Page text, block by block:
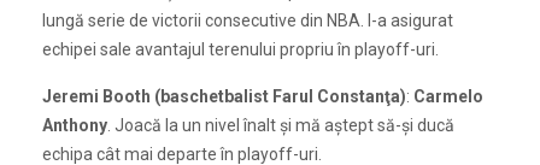
lungă serie de victorii consecutive din NBA. I-a asigurat
echipei sale avantajul terenului propriu în playoff-uri.
Jeremi Booth (baschetbalist Farul Constanţa): Carmelo
Anthony . Joacă la un nivel înalt şi mă aştept să-şi ducă
echipa cât mai departe în playoff-uri.